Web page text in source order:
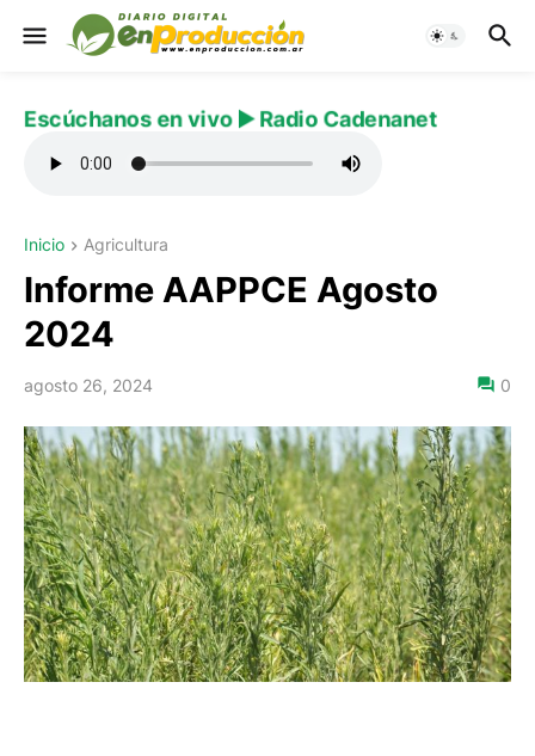
Escúchanos en vivo ▶️ Radio Cadenanet
Inicio Agricultura
Informe AAPPCE Agosto
2024
agosto 26, 2024 0